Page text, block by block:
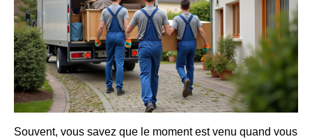
Souvent, vous savez que le moment est venu quand vous